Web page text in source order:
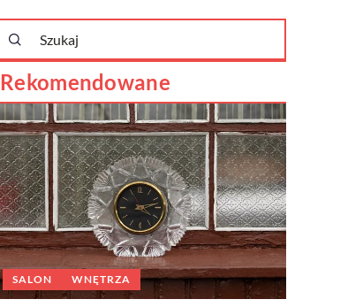
Rekomendowane
JADALNIA WNĘTRZA
lutego 2025